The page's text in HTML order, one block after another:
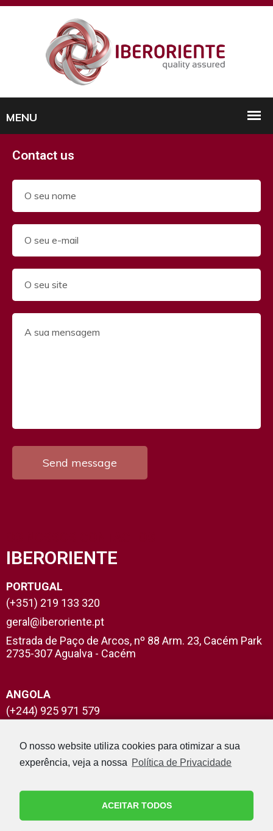
O nosso website utiliza cookies para otimizar a sua
experência, veja a nossa Política de Privacidade
ACEITAR TODOS
Contact us
IBERORIENTE
PORTUGAL
(+351) 219 133 320
geral@iberoriente.pt
Estrada de Paço de Arcos, nº 88 Arm. 23, Cacém Park
2735-307 Agualva - Cacém
ANGOLA
(+244) 925 971 579
AFRICA DO SUL
167 Innes Road Morning Side - Durban 4062